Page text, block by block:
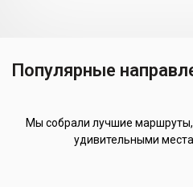
Популярные
Мы собрали лучшие
удивительными